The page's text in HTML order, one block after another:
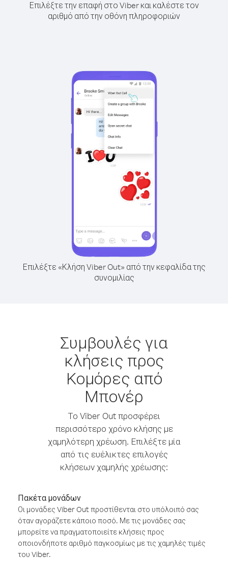
Επιλέξτε την επαφή στο Viber και καλέστε τον
αριθμό από την οθόνη πληροφοριών
Επιλέξτε «Κλήση Viber Out» από την κεφαλίδα της
συνομιλίας
Συμβουλές για
κλήσεις προς
Κομόρες από
Μπονέρ
Το Viber Out προσφέρει
περισσότερο χρόνο κλήσης με
χαμηλότερη χρέωση. Επιλέξτε μία
από τις ευέλικτες επιλογές
κλήσεων χαμηλής χρέωσης:
Πακέτα μονάδων
Οι μονάδες Viber Out προστίθενται στο υπόλοιπό σας
όταν αγοράζετε κάποιο ποσό. Με τις μονάδες σας
μπορείτε να πραγματοποιείτε κλήσεις προς
οποιονδήποτε αριθμό παγκοσμίως με τις χαμηλές τιμές
του Viber.